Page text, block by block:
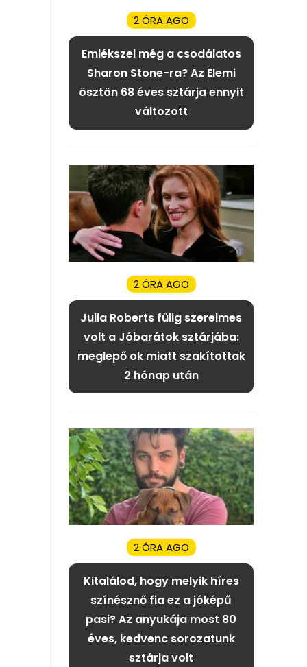
2 ÓRA AGO
Emlékszel még a csodálatos
Sharon Stone-ra? Az Elemi
ösztön 68 éves sztárja ennyit
változott
2 ÓRA AGO
Julia Roberts fülig szerelmes
volt a Jóbarátok sztárjába:
meglepő ok miatt szakítottak
2 hónap után
2 ÓRA AGO
Kitalálod, hogy melyik híres
színésznő fia ez a jóképű
pasi? Az anyukája most 80
éves, kedvenc sorozatunk
sztárja volt